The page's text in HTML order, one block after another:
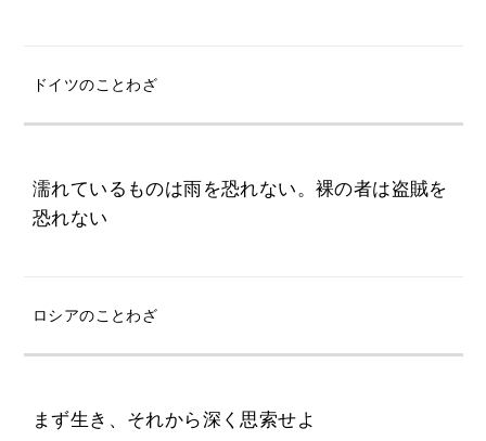
ドイツのことわざ
濡れているものは雨を恐れない。裸の者は盗賊を
恐れない
ロシアのことわざ
まず生き、それから深く思索せよ